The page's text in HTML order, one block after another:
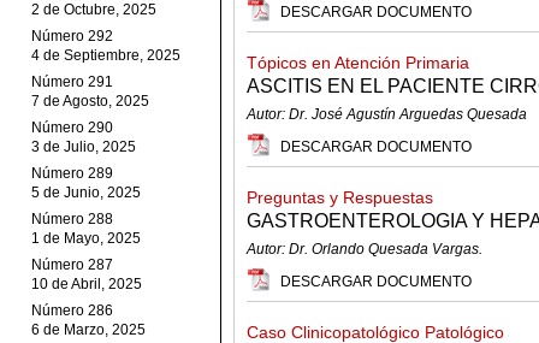
2 de Octubre, 2025
Número 292
4 de Septiembre, 2025
Número 291
7 de Agosto, 2025
Número 290
3 de Julio, 2025
Número 289
5 de Junio, 2025
Número 288
1 de Mayo, 2025
Número 287
10 de Abril, 2025
Número 286
6 de Marzo, 2025
DESCARGAR DOCUMENTO
Tópicos en Atención Primaria
ASCITIS EN EL PACIENTE
Autor: Dr. José Agustín Arguedas Quesada
DESCARGAR DOCUMENTO
Preguntas y Respuestas
GASTROENTEROLOGIA Y
Autor: Dr. Orlando Quesada Vargas.
DESCARGAR DOCUMENTO
Caso Clinicopatológico Patológico